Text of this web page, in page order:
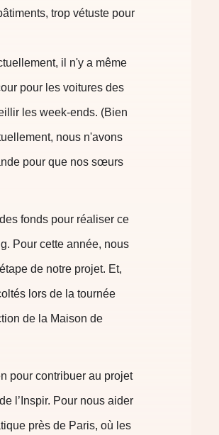
trop vétuste pour
il n'y a même
pour les voitures des
les week-ends. (Bien
nous n'avons
pour que nos sœurs
fonds pour réaliser ce
Pour cette année, nous
de notre projet. Et,
lors de la tournée
de la Maison de
pour contribuer au projet
l’Inspir. Pour nous aider
près de Paris, où les